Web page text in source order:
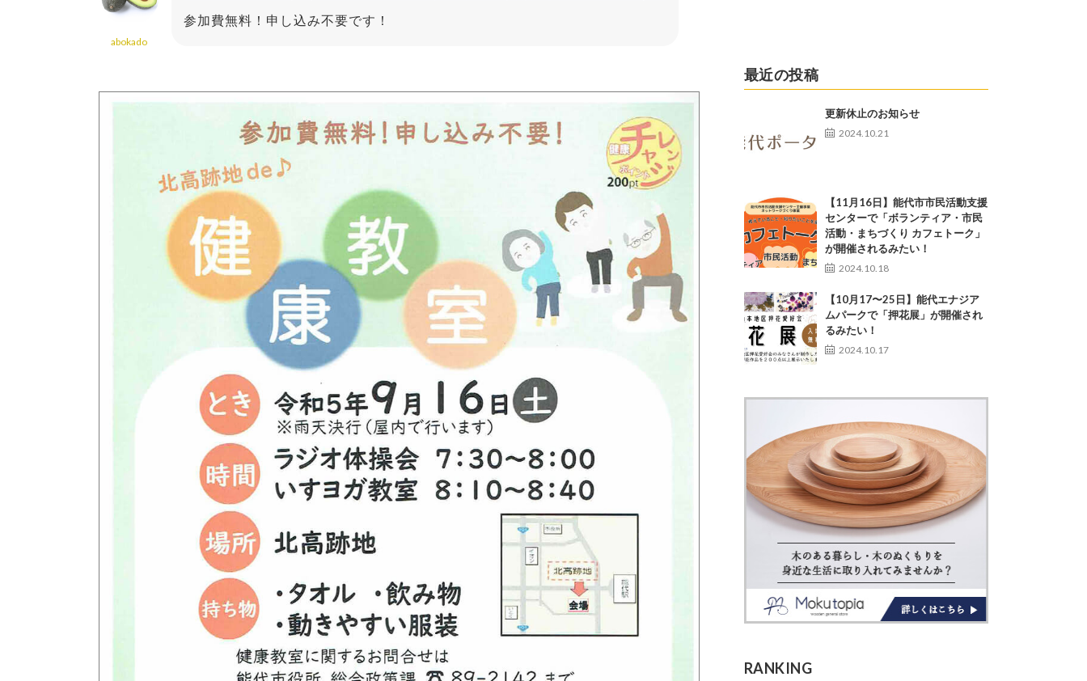
abokado
参加費無料！申し込み不要です！
最近の投稿
更新休止のお知らせ
2024.10.21
【11月16日】能代市市民活動支援
センターで「ボランティア・市民
活動・まちづくり カフェトーク」
が開催されるみたい！
2024.10.18
【10月17〜25日】能代エナジア
ムパークで「押花展」が開催され
るみたい！
2024.10.17
RANKING